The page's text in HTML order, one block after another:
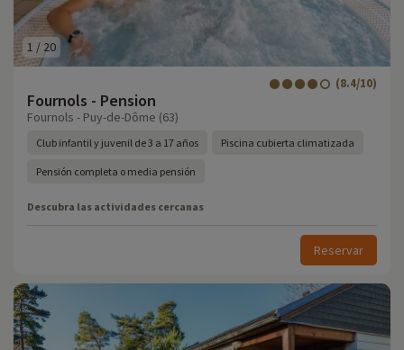
1 / 20
Fournols - Pension
(8.4/10)
Fournols - Puy-de-Dôme (63)
Club infantil y juvenil de 3 a 17 años Piscina cubierta climatizada
Pensión completa o media pensión
Descubra las actividades cercanas
Reservar